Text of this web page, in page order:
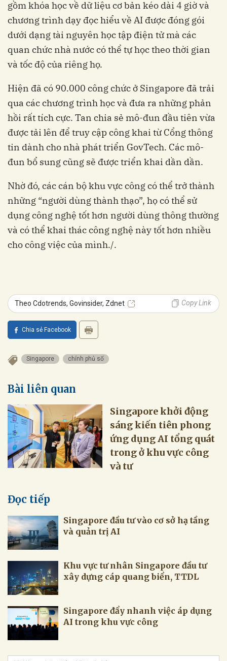
gồm khóa học về dữ liệu cơ bản kéo dài 4 giờ và
chương trình dạy đọc hiểu về AI được đóng gói
dưới dạng tài nguyên học tập điện tử mà các
quan chức nhà nước có thể tự học theo thời gian
và tốc độ của riêng họ.
Hiện đã có 90.000 công chức ở Singapore đã trải
qua các chương trình học và đưa ra những phản
hồi rất tích cực. Tan chia sẻ mô-đun đầu tiên vừa
được tải lên để truy cập công khai từ Cổng thông
tin dành cho nhà phát triển GovTech. Các mô-
đun bổ sung cũng sẽ được triển khai dần dần.
Nhờ đó, các cán bộ khu vực công có thể trở thành
những “người dùng thành thạo”, họ có thể sử
dụng công nghệ tốt hơn người dùng thông thường
và có thể khai thác công nghệ này tốt hơn nhiều
cho công việc của mình./.
Theo Cdotrends, Govinsider, Zdnet Copy Link
Chia sẻ Facebook
Singapore chính phủ số
Bài liên quan
Singapore khởi động
sáng kiến tiên phong
ứng dụng AI tổng quát
trong ở khu vực công
và tư
Đọc tiếp
Singapore đầu tư vào cơ sở hạ tầng
và quản trị AI
Khu vực tư nhân Singapore đầu tư
xây dựng cáp quang biển, TTDL
Singapore đẩy nhanh việc áp dụng
AI trong khu vực công